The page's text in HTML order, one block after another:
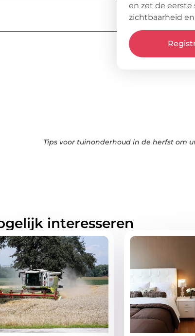
en zet de eerste
zichtbaarheid
Tips voor tuinonderhoud in de herfst om
interesseren